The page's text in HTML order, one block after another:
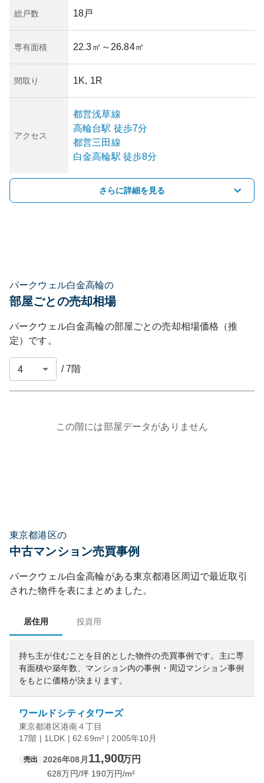
総戸数 18戸
専有面積 22.3㎡ ～26.84㎡
間取り 1K, 1R
アクセス
都営浅草線
高輪台駅 徒歩7分
都営三田線
白金高輪駅 徒歩8分
さらに詳細を見る
パークウェル白金高輪の
部屋ごとの売却相場
パークウェル白金高輪の部屋ごとの売却相場価格（推
定）です。
/7階
この階には部屋データがありません
東京都港区の
中古マンション売買事例
パークウェル白金高輪がある東京都港区周辺で最近取引
された物件を表にまとめました。
居住用 投資用
持ち主が住むことを目的とした物件の売買事例です。 主に専
有面積や築年数、マンション内の事例・周辺マンション事例
をもとに価格が決まります。
ワールドシティタワーズ
東京都港区港南４丁目
17階 | 1LDK | 62.69m² | 2005年10月
売出 2026年08月 11,900万円
628万円/坪 190万円/m²